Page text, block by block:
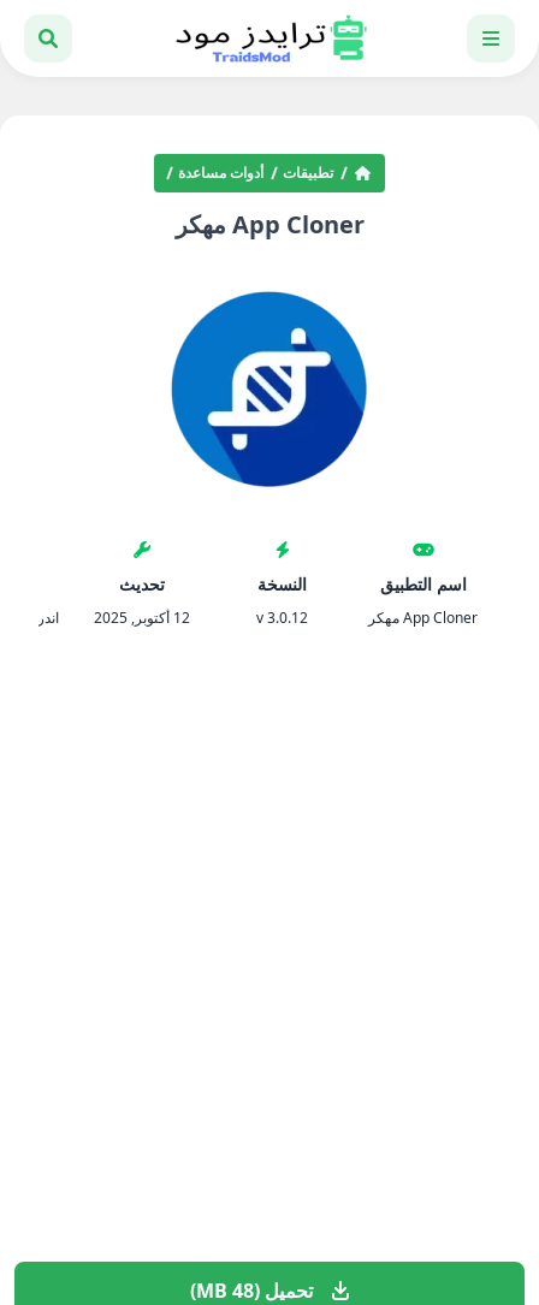
تطبيقات أدوات مساعدة
App Cloner مهكر
اسم التطبيق
App Cloner مهكر
النسخة
v 3.0.12
تحديث
12 أكتوبر, 2025 اندرويد 5.0 والأحدث
تحميل (48 MB)